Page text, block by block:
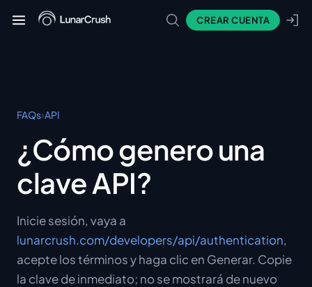
CREAR CUENTA
FAQs›API
¿Cómo genero una
clave API?
Inicie sesión, vaya a
lunarcrush.com/developers/api/authentication,
acepte los términos y haga clic en Generar. Copie
la clave de inmediato; no se mostrará de nuevo